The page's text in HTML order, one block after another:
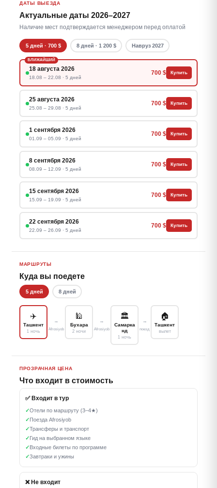
ДАТЫ ВЫЕЗДА
Актуальные даты 2026–2027
Наличие мест подтверждается менеджером перед оплатой
5 дней · 700 $ 8 дней · 1 200 $ Навруз 2027
БЛИЖАЙШИЙ
18 августа 2026
18.08 – 22.08 · 5 дней
700 $ Купить
25 августа 2026
25.08 – 29.08 · 5 дней
700 $ Купить
1 сентября 2026
01.09 – 05.09 · 5 дней
700 $ Купить
8 сентября 2026
08.09 – 12.09 · 5 дней
700 $ Купить
15 сентября 2026
15.09 – 19.09 · 5 дней
700 $ Купить
22 сентября 2026
22.09 – 26.09 · 5 дней
700 $ Купить
МАРШРУТЫ
Куда вы поедете
5 дней 8 дней
✈️
Ташкент
1 ночь
→
Afrosiyob
🕌
Бухара
2 ночи
→
Afrosiyob
🏛
Самарка
нд
1 ночь
→
поезд
🏠
Ташкент
вылет
ПРОЗРАЧНАЯ ЦЕНА
Что входит в стоимость
✅ Входит в тур
✓Отели по маршруту (3–4★)
✓Поезда Afrosiyob
✓Трансферы и транспорт
✓Гид на выбранном языке
✓Входные билеты по программе
✓Завтраки и ужины
❌ Не входит